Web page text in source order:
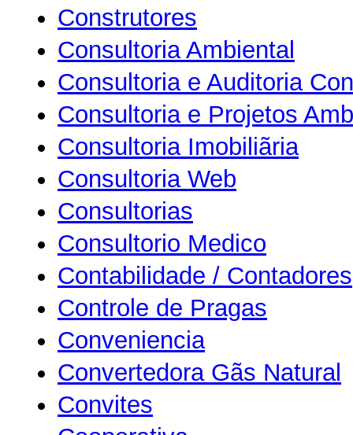
Construtores
Consultoria Ambiental
Consultoria e Auditoria
Consultoria e Projetos
Consultoria Imobiliãria
Consultoria Web
Consultorias
Consultorio Medico
Contabilidade / Contadores
Controle de Pragas
Conveniencia
Convertedora Gãs Natural
Convites